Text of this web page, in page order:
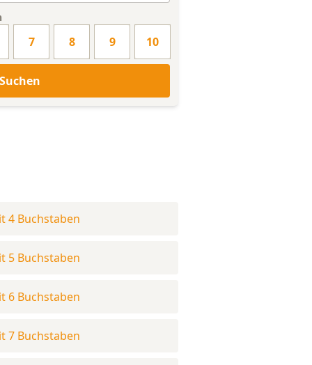
7 8 9 10
4 Buchstaben
5 Buchstaben
6 Buchstaben
7 Buchstaben